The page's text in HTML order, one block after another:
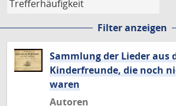
Filter anzeigen
Sammlung der Lieder aus
Kinderfreunde, die noch
waren
Autoren